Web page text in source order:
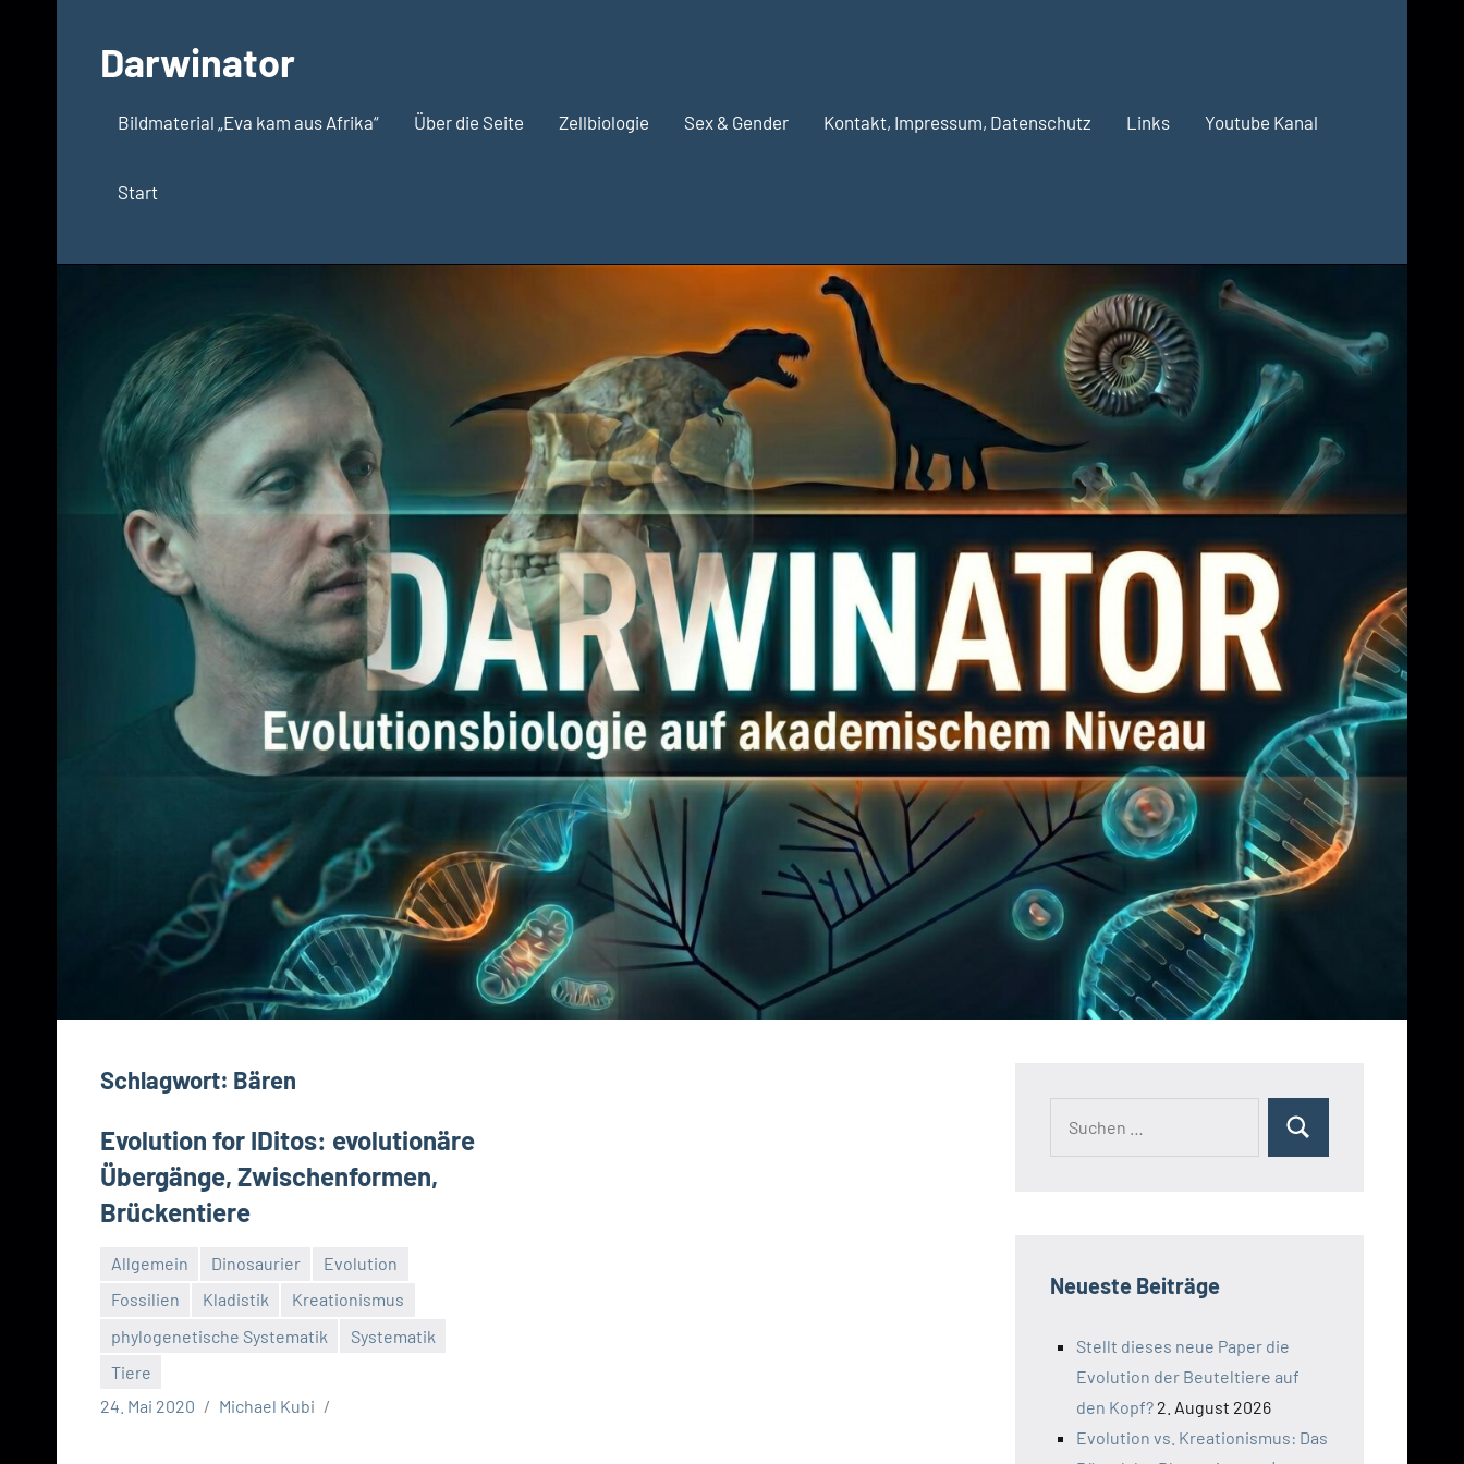
springenDarwinator
Evolutionsbiologie
Bildmaterial „Eva kam aus Afrika“ Über die Seite Zellbiologie Sex & Gender Kontakt, Impressum, Datenschutz Links Youtube Kanal
Start
Schlagwort: Bären
Evolution for IDitos: evolutionäre
Übergänge, Zwischenformen,
Brückentiere
Allgemein Dinosaurier
Evolution
Fossilien
Kladistik
Kreationismus
phylogenetische Systematik
Systematik
Tiere
24. Mai 2020
Michael Kubi
Suchen
Neueste Beiträge
Stellt dieses neue Paper die
Evolution der Beuteltiere auf
den Kopf? 2. August 2026
Evolution vs. Kreationismus: Das